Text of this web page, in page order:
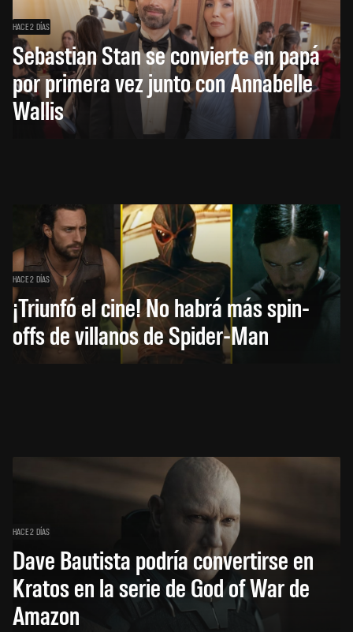
HACE 2 DÍAS
Sebastian Stan se convierte en papá
por primera vez junto con Annabelle
Wallis
HACE 2 DÍAS
¡Triunfó el cine! No habrá más spin-
offs de villanos de Spider-Man
HACE 2 DÍAS
Dave Bautista podría convertirse en
Kratos en la serie de God of War de
Amazon